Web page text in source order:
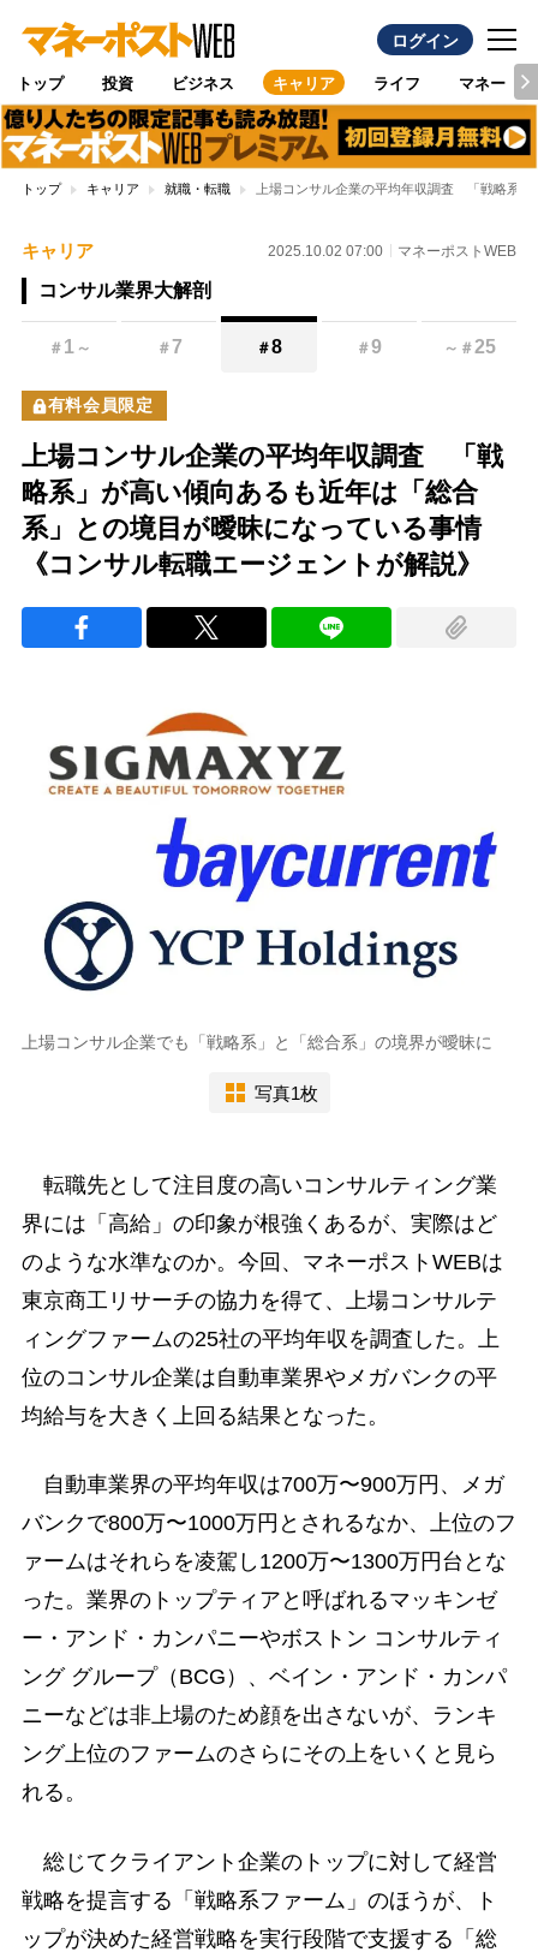
ログイン
トップ 投資 ビジネス キャリア ライフ マネー
トップ キャリア 就職・転職 上場コンサル企業の平均年収調査 「戦略系
キャリア 2025.10.02 07:00 マネーポストWEB
コンサル業界大解剖
＃ 1 ～ ＃7 ＃8 ＃9 ～ ＃25
有料会員限定
上場コンサル企業の平均年収調査 「戦
略系」が高い傾向あるも近年は「総合
系」との境目が曖昧になっている事情
《コンサル転職エージェントが解説》
上場コンサル企業でも「戦略系」と「総合系」の境界が曖昧に
写真1枚
転職先として注目度の高いコンサルティング業
界には「高給」の印象が根強くあるが、実際はど
のような水準なのか。今回、マネーポストWEBは
東京商工リサーチの協力を得て、上場コンサルテ
ィングファームの25社の平均年収を調査した。上
位のコンサル企業は自動車業界やメガバンクの平
均給与を大きく上回る結果となった。
自動車業界の平均年収は700万〜900万円、メガ
バンクで800万〜1000万円とされるなか、上位のフ
ァームはそれらを凌駕し1200万〜1300万円台とな
った。業界のトップティアと呼ばれるマッキンゼ
ー・アンド・カンパニーやボストン コンサルティ
ング グループ（BCG）、ベイン・アンド・カンパ
ニーなどは非上場のため顔を出さないが、ランキ
ング上位のファームのさらにその上をいくと見ら
れる。
総じてクライアント企業のトップに対して経営
戦略を提言する「戦略系ファーム」のほうが、ト
ップが決めた経営戦略を実行段階で支援する「総